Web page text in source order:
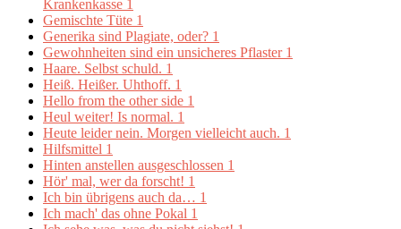
Krankenkasse 1
Gemischte Tüte 1
Generika sind Plagiate, oder? 1
Gewohnheiten sind ein unsicheres Pflaster 1
Haare. Selbst schuld. 1
Heiß. Heißer. Uhthoff. 1
Hello from the other side 1
Heul weiter! Is normal. 1
Heute leider nein. Morgen vielleicht auch. 1
Hilfsmittel 1
Hinten anstellen ausgeschlossen 1
Hör' mal, wer da forscht! 1
Ich bin übrigens auch da… 1
Ich mach' das ohne Pokal 1